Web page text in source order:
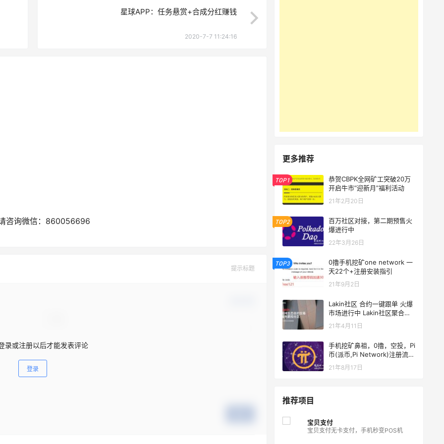
星球APP：任务悬赏+合成分红赚钱
2020-7-7 11:24:16
咨询微信：860056696
提示标题
录或注册以后才能发表评论
登录
更多推荐
TOP1
恭贺CBPK全网矿工突破20万
开启牛市“迎新月”福利活动
21年2月20日
TOP2
百万社区对接，第二期预售火
爆进行中
22年3月26日
TOP3
0撸手机挖矿one network 一
天22个+注册安装指引
21年9月2日
Lakin社区 合约一键跟单 火爆
市场进行中 Lakin社区聚合火
币,OKEX一键开启合约跟投
21年4月11日
手机挖矿鼻祖，0撸，空投，Pi
币(派币,Pi Network)注册流
程：
21年8月17日
推荐项目
宝贝支付
宝贝支付无卡支付，手机秒变POS机